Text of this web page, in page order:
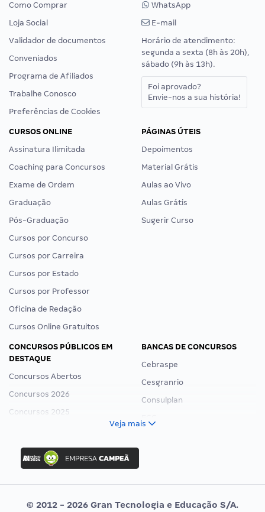
Como Comprar
Loja Social
Validador de documentos
Conveniados
Programa de Afiliados
Trabalhe Conosco
Preferências de Cookies
WhatsApp
E-mail
Horário de atendimento:
segunda a sexta (8h às 20h),
sábado (9h às 13h).
Foi aprovado?
Envie-nos a sua história!
CURSOS ONLINE
Assinatura Ilimitada
Coaching para Concursos
Exame de Ordem
Graduação
Pós-Graduação
Cursos por Concurso
Cursos por Carreira
Cursos por Estado
Cursos por Professor
Oficina de Redação
Cursos Online Gratuitos
PÁGINAS ÚTEIS
Depoimentos
Material Grátis
Aulas ao Vivo
Aulas Grátis
Sugerir Curso
CONCURSOS PÚBLICOS EM
DESTAQUE
Concursos Abertos
Concursos 2026
Concursos 2025
Concurso Ibama
Concurso MPU
Editais publicados
BANCAS DE CONCURSOS
Cebraspe
Cesgranrio
Consulplan
Vunesp
Veja mais
© 2012 - 2026 Gran Tecnologia e Educação S/A.